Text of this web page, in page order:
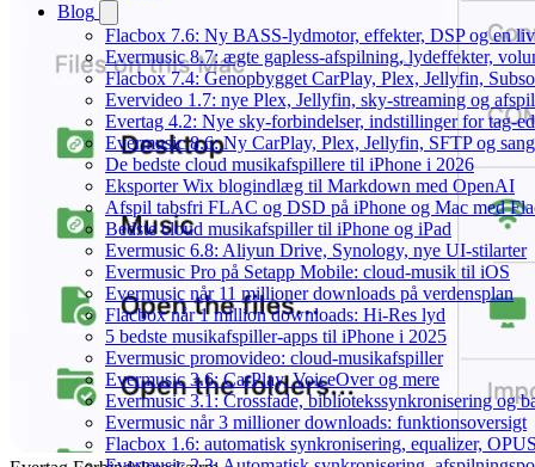
Blog
Flacbox 7.6: Ny BASS-lydmotor, effekter, DSP og en
Evermusic 8.7: ægte gapless-afspilning, lydeffekter,
Flacbox 7.4: Genopbygget CarPlay, Plex, Jellyfin,
Evervideo 1.7: nye Plex, Jellyfin, sky-streaming og
Evertag 4.2: Nye sky-forbindelser, indstillinger for tag-
Evermusic 8.6: Ny CarPlay, Plex, Jellyfin, SFTP og
De bedste cloud musikafspillere til iPhone i 2026
Eksporter Wix blogindlæg til Markdown med OpenAI
Afspil tabsfri FLAC og DSD på iPhone og Mac med
Bedste cloud musikafspiller til iPhone og iPad
Evermusic 6.8: Aliyun Drive, Synology, nye UI-stilarter
Evermusic Pro på Setapp Mobile: cloud-musik til iOS
Evermusic når 11 millioner downloads på verdensplan
Flacbox når 1 million downloads: Hi-Res lyd
5 bedste musikafspiller-apps til iPhone i 2025
Evermusic promovideo: cloud-musikafspiller
Evermusic 3.6: CarPlay, VoiceOver og mere
Evermusic 3.1: Crossfade, bibliotekssynkronisering og
Evermusic når 3 millioner downloads: funktionsoversigt
Flacbox 1.6: automatisk synkronisering, equalizer,